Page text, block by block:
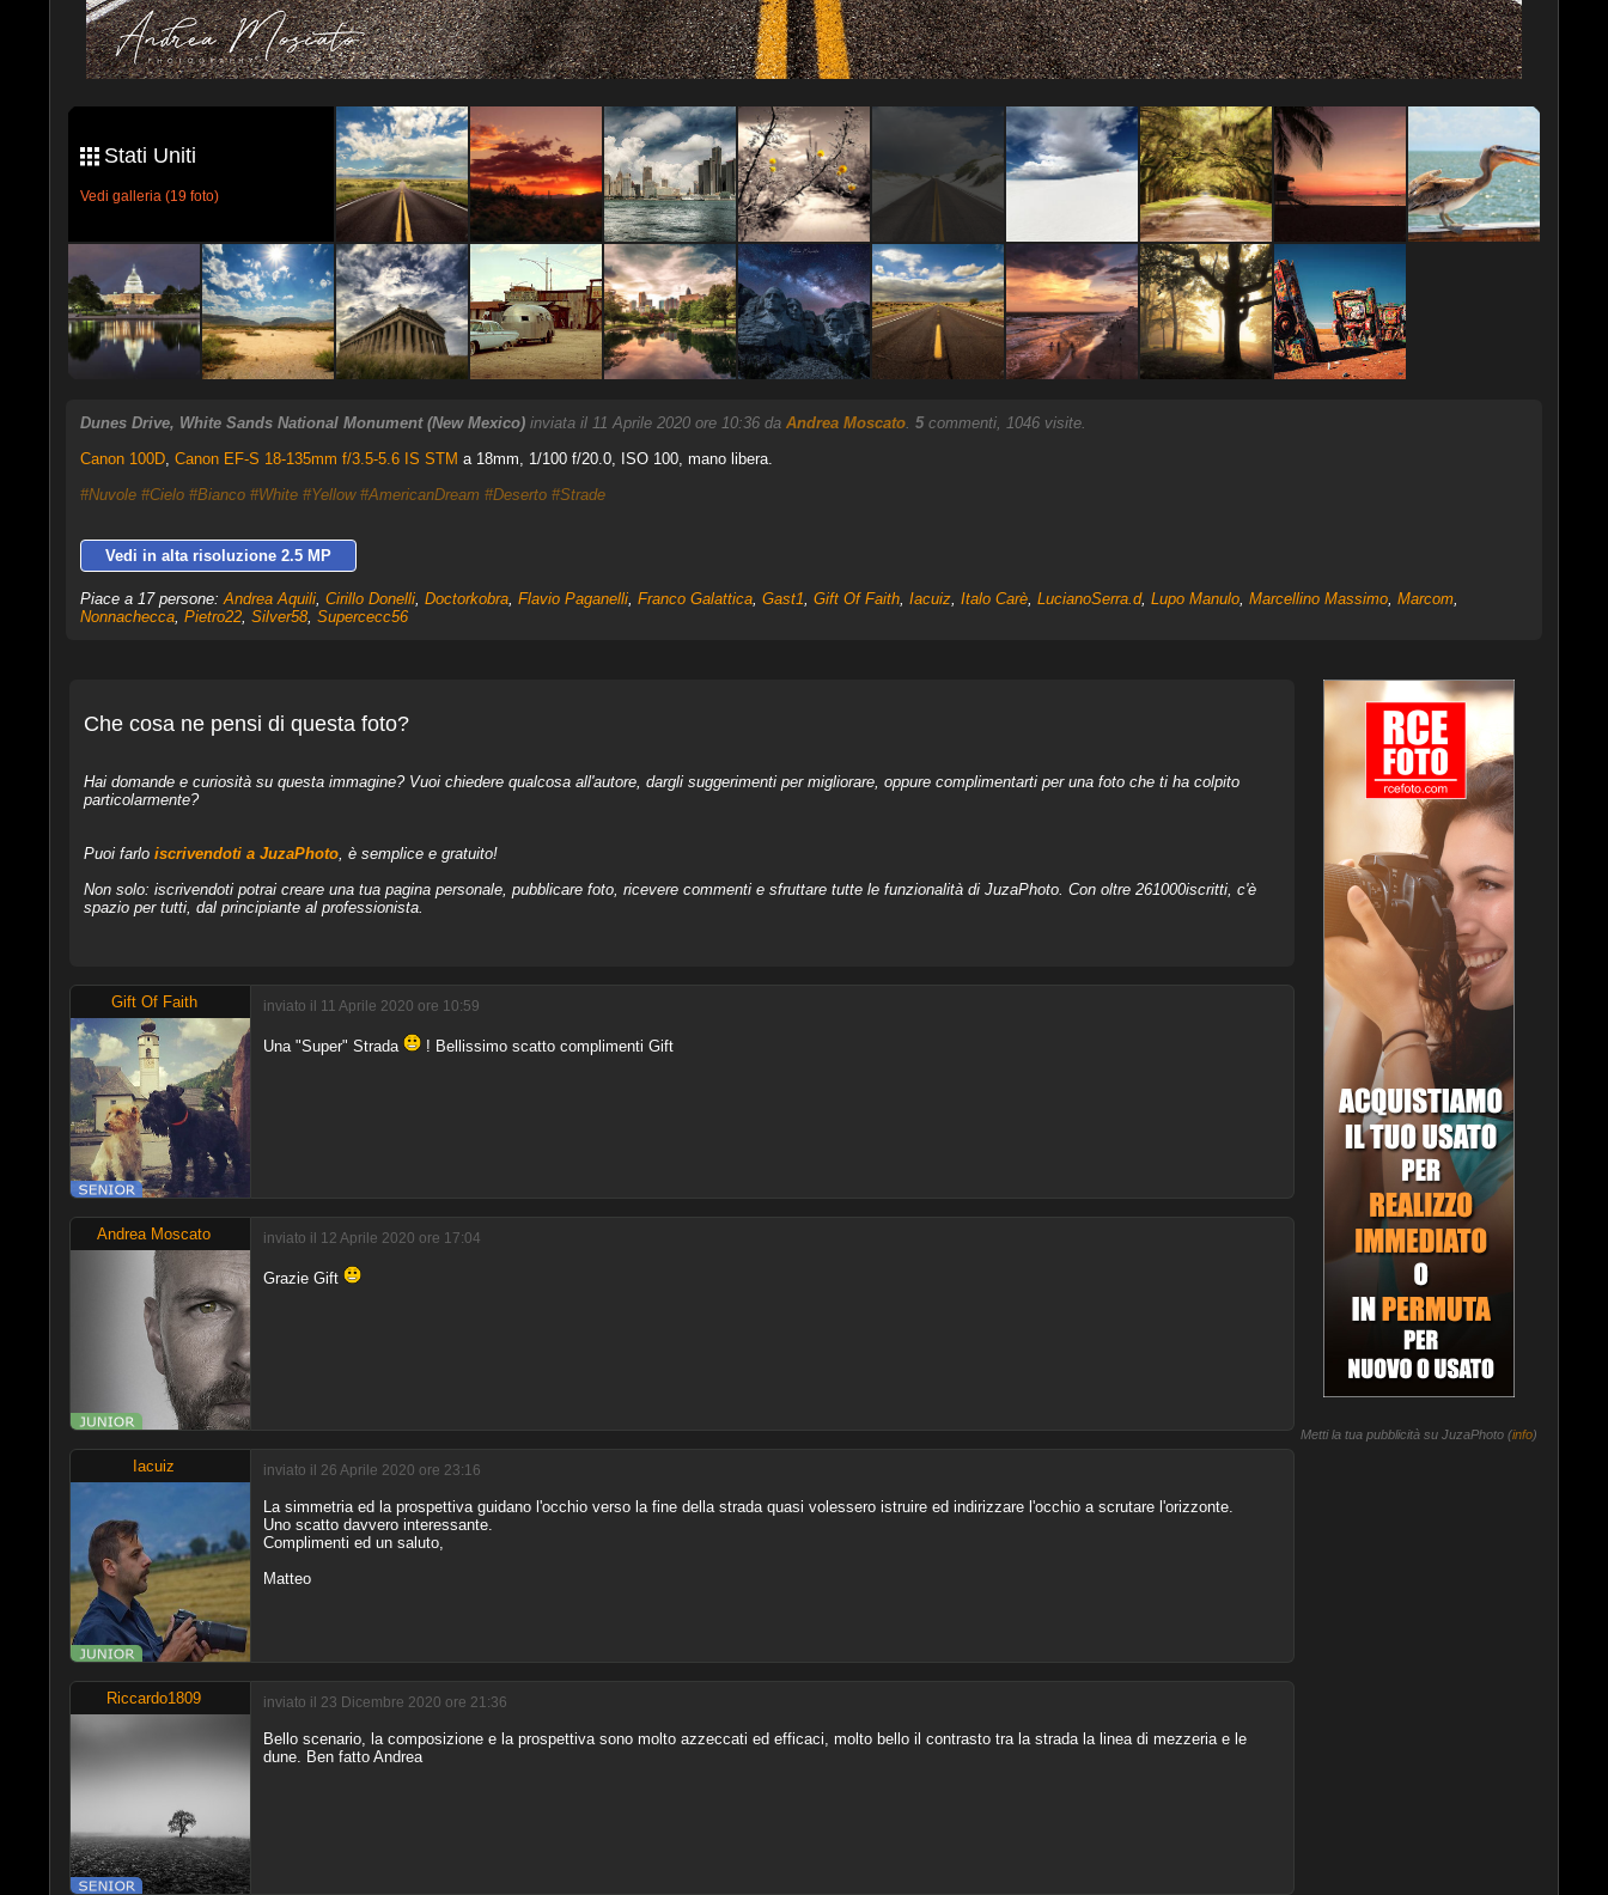
Stati Uniti
Vedi galleria (19 foto)
Dunes Drive, White Sands National Monument (New Mexico) inviata il 11 Aprile 2020 ore 10:36 da Andrea Moscato. 5commenti, 1046 visite.
Canon 100D, Canon EF-S 18-135mm f/3.5-5.6 IS STM a 18mm, 1/100 f/20.0, ISO 100, mano libera.
#Nuvole #Cielo #Bianco #White #Yellow #AmericanDream #Deserto #Strade
Vedi in alta risoluzione 2.5 MP
Piace a 17 persone:Andrea Aquili, Cirillo Donelli, Doctorkobra, Flavio Paganelli, Franco Galattica, Gast1, Gift Of Faith, Iacuiz, Italo Carè, LucianoSerra.d, Lupo Manulo, Marcellino Massimo, Marcom,
Nonnachecca, Pietro22, Silver58, Supercecc56
Che cosa ne pensi di questa foto?
Hai domande e curiosità su questa immagine? Vuoi chiedere qualcosa all'autore, dargli suggerimenti per migliorare, oppure complimentarti per una foto che ti ha colpito
particolarmente?
Puoi farlo iscrivendoti a JuzaPhoto, è semplice e gratuito!
Non solo: iscrivendoti potrai creare una tua pagina personale, pubblicare foto, ricevere commenti e sfruttare tutte le funzionalità di JuzaPhoto. Con oltre 261000iscritti, c'è
spazio per tutti, dal principiante al professionista.
Gift Of Faith inviato il 11 Aprile 2020 ore 10:59
Una "Super" Strada ! Bellissimo scatto complimenti Gift
Andrea Moscato inviato il 12 Aprile 2020 ore 17:04
Grazie Gift
Iacuiz inviato il 26 Aprile 2020 ore 23:16
La simmetria ed la prospettiva guidano l'occhio verso la fine della strada quasi volessero istruire ed indirizzare l'occhio a scrutare l'orizzonte.
Uno scatto davvero interessante.
Complimenti ed un saluto,
Matteo
Riccardo1809 inviato il 23 Dicembre 2020 ore 21:36
Bello scenario, la composizione e la prospettiva sono molto azzeccati ed efficaci, molto bello il contrasto tra la strada la linea di mezzeria e le
dune. Ben fatto Andrea
Metti la tua pubblicità su JuzaPhoto (info)